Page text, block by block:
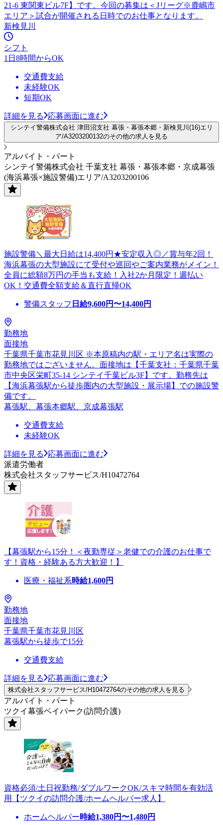
21-6 東関東ビル7F】です。今回の募集は＜Jリーグ※鹿嶋市
エリア＞試合が開催される日時でのお仕事となります。
新検見川
シフト
1日8時間からOK
交通費支給
未経験OK
短期OK
詳細を見る 応募画面に進む
シンテイ警備株式会社 津田沼支社 幕張・幕張本郷・新検見川(16)エリ
ア/A3203200132のその他の求人を見る
アルバイト・パート
シンテイ警備株式会社 千葉支社 幕張・幕張本郷・京成幕張
(海浜幕張×施設警備)エリア/A3203200106
施設警備＼最大日給は14,400円★安定収入◎／賞与年2回！
海浜幕張の大型施設にて受付や巡回やご案内業務がメイン！
全員に総額8万円の手当も支給！入社2か月限定！週払い
OK！交通費全額支給＆直行直帰OK
警備スタッフ 日給9,600円〜14,400円
勤務地
面接地
千葉県千葉市花見川区 ※本原稿内の駅・エリア名は実際の
勤務地ではございません。面接地は【千葉支社：千葉県千葉
市中央区栄町35-14 シンテイ千葉ビル3F】です。勤務先は
【海浜幕張駅から徒歩圏内の大型施設・展示場】での施設警
備です。
幕張駅、幕張本郷駅、京成幕張駅
交通費支給
未経験OK
詳細を見る
応募画面に進む
派遣労働者
株式会社スタッフサービス/H10472764
【幕張駅から15分！＜夜勤専従＞老健での介護のお仕事で
す！資格・経験ある方大歓迎！】
医療・福祉系時給1,600円
勤務地
面接地
千葉県千葉市花見川区
幕張駅から徒歩で15分
交通費支給
詳細を見る 応募画面に進む
株式会社スタッフサービス/H10472764のその他の求人を見る
アルバイト・パート
ツクイ幕張ベイパーク(訪問介護)
資格必須/土日祝勤務/ダブルワークOK/スキマ時間を有効活
用【ツクイの訪問介護/ホームヘルパー求人】
ホームヘルパー時給1,380円〜1,480円